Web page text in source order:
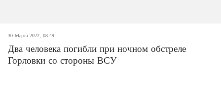
30 Марта 2022, 08:49
Два человека погибли при ночном обстреле
Горловки со стороны ВСУ